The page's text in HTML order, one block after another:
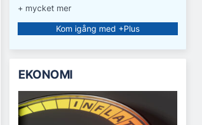
+ mycket mer
Kom igång med +Plus
EKONOMI